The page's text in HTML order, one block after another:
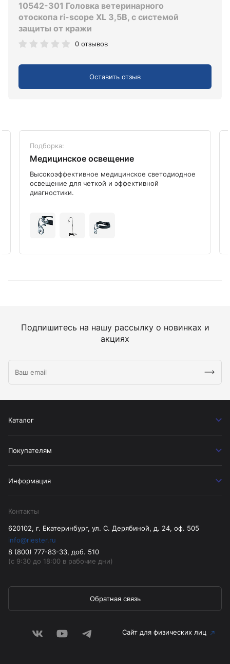
10542-301 Головка ветеринарного
отоскопа ri-scope XL 3,5В, с системой
защиты от кражи
0 отзывов
Оставить отзыв
Подборка:
Медицинское освещение
Высокоэффективное медицинское светодиодное
освещение для четкой и эффективной
диагностики.
Подпишитесь на нашу рассылку о новинках и
акциях
Каталог
Покупателям
Информация
Контакты
620102, г. Екатеринбург, ул. С. Дерябиной, д. 24, оф. 505
info@riester.ru
8 (800) 777-83-33, доб. 510
(с 9:30 до 18:00 в рабочие дни)
Обратная связь
Сайт для физических лиц